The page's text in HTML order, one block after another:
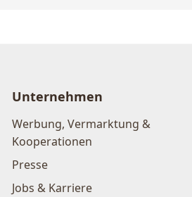
Unternehmen
Werbung, Vermarktung &
Kooperationen
Presse
Jobs & Karriere